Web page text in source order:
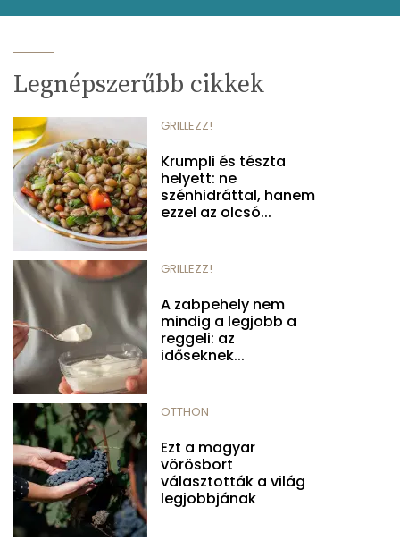
Legnépszerűbb cikkek
GRILLEZZ!
Krumpli és tészta
helyett: ne
szénhidráttal, hanem
ezzel az olcsó...
GRILLEZZ!
A zabpehely nem
mindig a legjobb a
reggeli: az
időseknek...
OTTHON
Ezt a magyar
vörösbort
választották a világ
legjobbjának